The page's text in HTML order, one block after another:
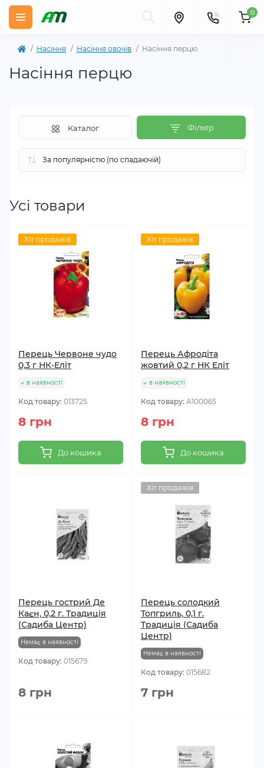
0
Насіння Насіння овочів Насіння перцю
Насіння перцю
Фільтр
Каталог
Усі товари
Хіт продажів
Перець Червоне чудо
0,3 г НК-Еліт
в наявності
Код товару: 013725
8 грн
До кошика
Хіт продажів
Перець Афродіта
жовтий 0,2 г НК Еліт
в наявності
Код товару: A100065
8 грн
До кошика
Перець гострий Де
Каєн, 0,2 г. Традиція
(Садиба Центр)
Немає в наявності
Код товару: 015679
8 грн
Хіт продажів
Перець солодкий
Топгриль, 0,1 г.
Традиція (Садиба
Центр)
Немає в наявності
Код товару: 015682
7 грн